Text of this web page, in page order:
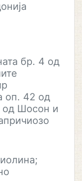
бр. 4 од
оп. 42 од
од Шосон и